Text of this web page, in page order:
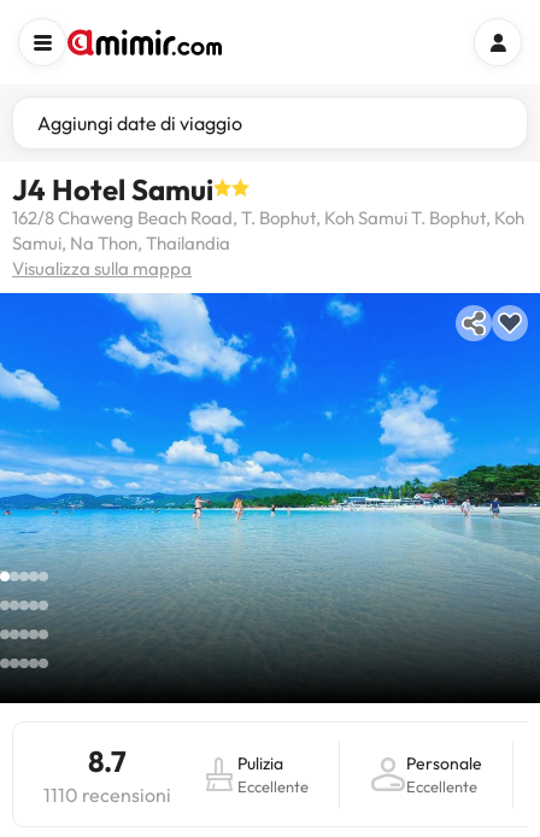
Aggiungi date di viaggio
J4 Hotel Samui
162/8 Chaweng Beach Road, T. Bophut, Koh Samui T. Bophut, Koh
Samui, Na Thon, Thailandia
Visualizza sulla mappa
8.7
1110 recensioni
Pulizia
Eccellente
Personale
Eccellente